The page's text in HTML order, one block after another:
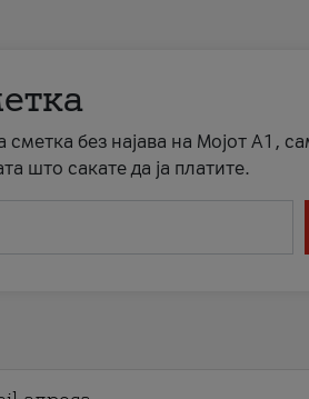
сметка без најава на Мојот А1,
што сакате да ја платите.